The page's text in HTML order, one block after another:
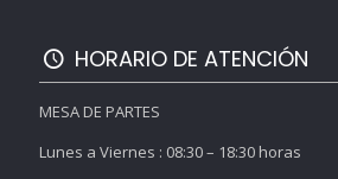
HORARIO DE ATENCIÓN
MESA DE PARTES
Lunes a Viernes : 08:30 – 18:30 horas